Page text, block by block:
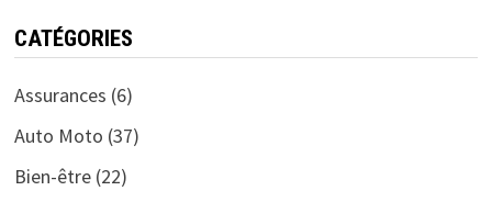
CATÉGORIES
Assurances (6)
Auto Moto (37)
Bien-être(22)